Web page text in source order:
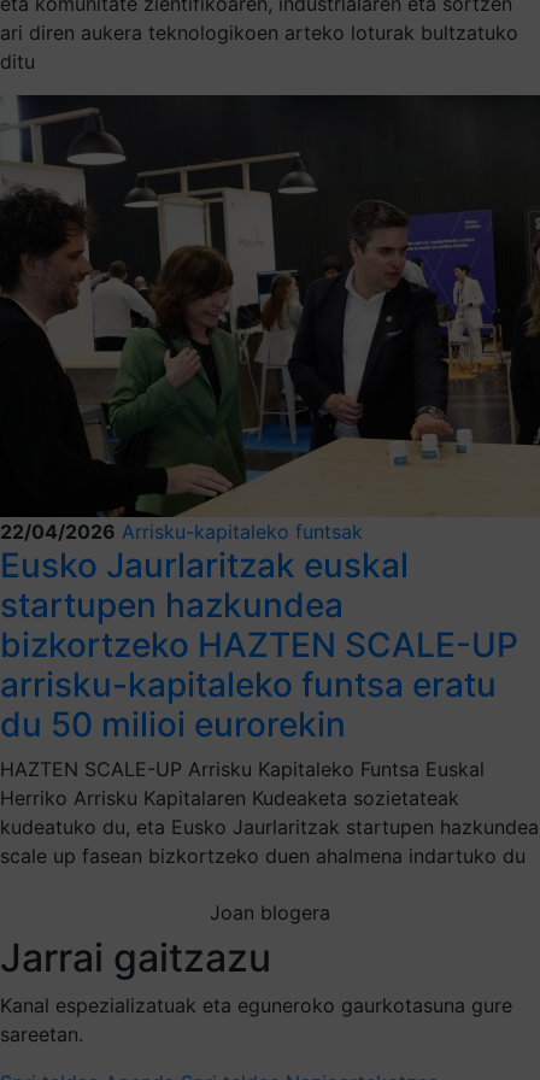
ari diren aukera teknologikoen arteko loturak bultzatuko
ditu
22/04/2026 Arrisku-kapitaleko funtsak
Eusko Jaurlaritzak euskal
startupen hazkundea
bizkortzeko HAZTEN SCALE-UP
arrisku-kapitaleko funtsa eratu
du 50 milioi eurorekin
HAZTEN SCALE-UP Arrisku Kapitaleko Funtsa Euskal
Herriko Arrisku Kapitalaren Kudeaketa sozietateak
kudeatuko du, eta Eusko Jaurlaritzak startupen hazkundea
scale up fasean bizkortzeko duen ahalmena indartuko du
Joan blogera
Jarrai gaitzazu
Kanal espezializatuak eta eguneroko gaurkotasuna gure
sareetan.